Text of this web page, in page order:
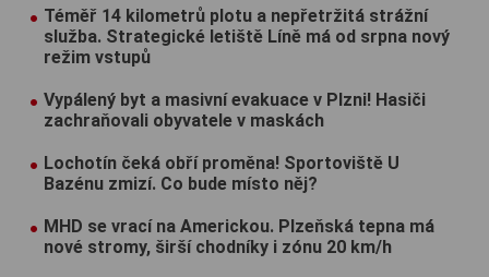
Téměř 14 kilometrů plotu a nepřetržitá strážní
služba. Strategické letiště Líně má od srpna nový
režim vstupů
Vypálený byt a masivní evakuace v Plzni! Hasiči
zachraňovali obyvatele v maskách
Lochotín čeká obří proměna! Sportoviště U
Bazénu zmizí. Co bude místo něj?
MHD se vrací na Americkou. Plzeňská tepna má
nové stromy, širší chodníky i zónu 20 km/h